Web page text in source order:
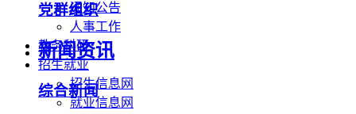
通知公告
人事工作
教务科研
招生就业
招生信息网
就业信息网
党群组织
新闻资讯
综合新闻